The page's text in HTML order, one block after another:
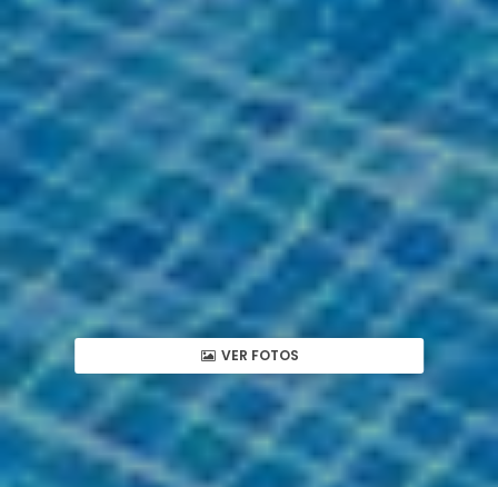
VER FOTOS